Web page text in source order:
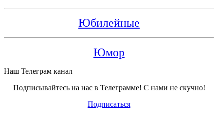
Юбилейные
Юмор
Наш Телеграм канал
Подписывайтесь на нас в Телеграмме! С нами не скучно!
Подписаться